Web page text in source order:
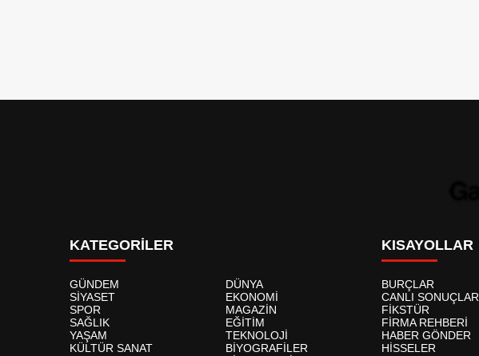
KATEGORİLER
GÜNDEM
DÜNYA
SİYASET
EKONOMİ
SPOR
MAGAZİN
SAĞLIK
EĞİTİM
YAŞAM
TEKNOLOJİ
KÜLTÜR SANAT
BİYOGRAFİLER
KISAYOLLAR
BURÇLAR
CANLI SONUÇLAR
FİKSTÜR
FİRMA REHBERİ
HABER GÖNDER
HİSSELER